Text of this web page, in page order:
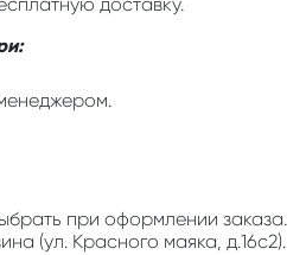
доставку.
при оформлении заказа.
(ул. Красного маяка, д.16с2).